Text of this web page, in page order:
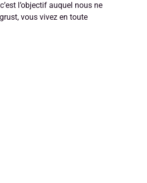
l’objectif auquel nous ne
vous vivez en toute